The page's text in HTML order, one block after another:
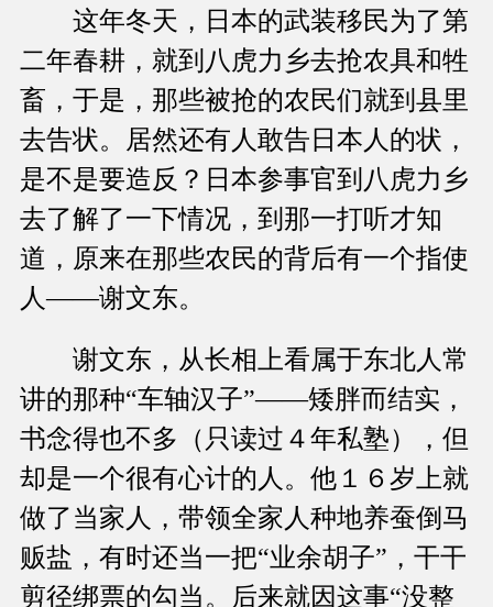
这年冬天，日本的武装移民为了第
二年春耕，就到八虎力乡去抢农具和牲
畜，于是，那些被抢的农民们就到县里
去告状。居然还有人敢告日本人的状，
是不是要造反？日本参事官到八虎力乡
去了解了一下情况，到那一打听才知
道，原来在那些农民的背后有一个指使
人——谢文东。
谢文东，从长相上看属于东北人常
讲的那种“车轴汉子”——矮胖而结实，
书念得也不多（只读过４年私塾），但
却是一个很有心计的人。他１６岁上就
做了当家人，带领全家人种地养蚕倒马
贩盐，有时还当一把“业余胡子”，干干
剪径绑票的勾当。后来就因这事“没整